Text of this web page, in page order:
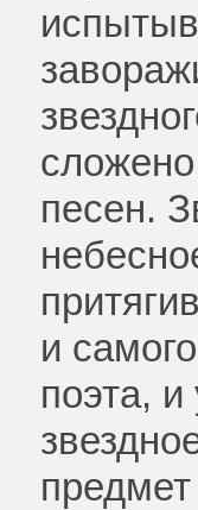
песен.
и
поэта,
предмет